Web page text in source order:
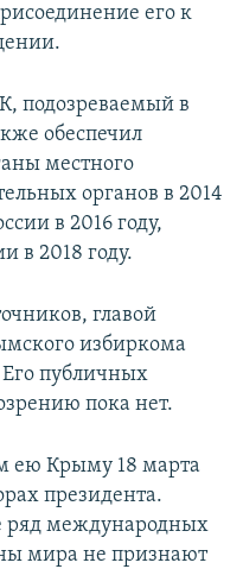
его к
подозреваемый в
обеспечил
местного
органов в 2014
в 2016 году,
в 2018 году.
главой
избиркома
Его публичных
пока нет.
ею Крыму 18 марта
президента.
ряд международных
мира не признают